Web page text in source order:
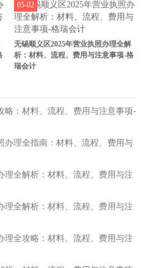
无锡顺义区2025年营业执照办理全解
析：材料、流程、费用与注意事项-格
瑞会计
05-02
略：材料、流程、费用与注意事项-
办理全指南：材料、流程、费用与
理全解析：材料、流程、费用与注
理全解析：材料、流程、费用与注
理全攻略：材料、流程、费用与注